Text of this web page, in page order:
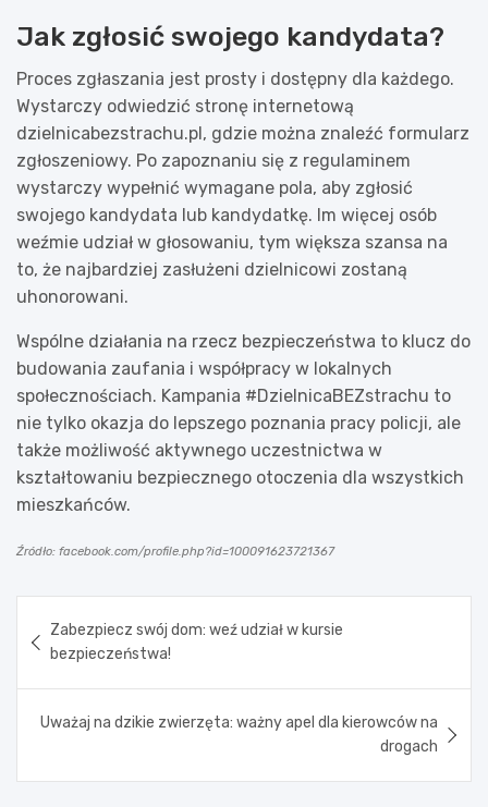
Jak zgłosić swojego kandydata?
Proces zgłaszania jest prosty i dostępny dla każdego.
Wystarczy odwiedzić stronę internetową
dzielnicabezstrachu.pl, gdzie można znaleźć formularz
zgłoszeniowy. Po zapoznaniu się z regulaminem
wystarczy wypełnić wymagane pola, aby zgłosić
swojego kandydata lub kandydatkę. Im więcej osób
weźmie udział w głosowaniu, tym większa szansa na
to, że najbardziej zasłużeni dzielnicowi zostaną
uhonorowani.
Wspólne działania na rzecz bezpieczeństwa to klucz do
budowania zaufania i współpracy w lokalnych
społecznościach. Kampania #DzielnicaBEZstrachu to
nie tylko okazja do lepszego poznania pracy policji, ale
także możliwość aktywnego uczestnictwa w
kształtowaniu bezpiecznego otoczenia dla wszystkich
mieszkańców.
Źródło: facebook.com/profile.php?id=100091623721367
wpisu
Zabezpiecz swój dom: weź udział w kursie
bezpieczeństwa!
Uważaj na dzikie zwierzęta: ważny apel dla kierowców na
drogach